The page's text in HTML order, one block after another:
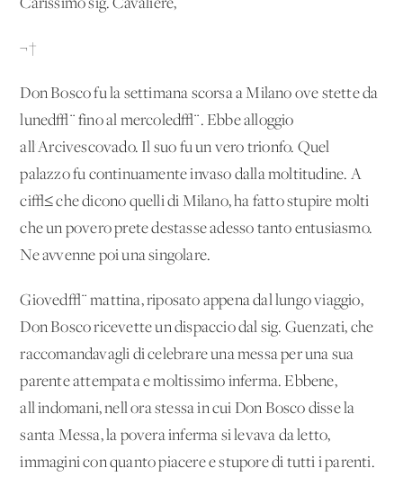
Carissimo sig. Cavaliere,
¬†
Don Bosco fu la settimana scorsa a Milano ove stette da
luned√¨ fino al mercoled√¨. Ebbe alloggio
all'Arcivescovado. Il suo fu un vero trionfo. Quel
palazzo fu continuamente invaso dalla moltitudine. A
ci√≤ che dicono quelli di Milano, ha fatto stupire molti
che un povero prete destasse adesso tanto entusiasmo.
Ne avvenne poi una singolare.
Gioved√¨ mattina, riposato appena dal lungo viaggio,
Don Bosco ricevette un dispaccio dal sig. Guenzati, che
raccomandavagli di celebrare una messa per una sua
parente attempata e moltissimo inferma. Ebbene,
all'indomani, nell'ora stessa in cui Don Bosco disse la
santa Messa, la povera inferma si levava da letto,
immagini con quanto piacere e stupore di tutti i parenti.